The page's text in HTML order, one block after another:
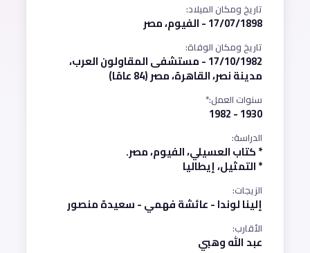
تاريخ ومكان الميلاد:
17/07/1898 - الفيوم، مصر
تاريخ ومكان الوفاة:
17/10/1982 - مستشفى المقاولون العرب،
مدينة نصر، القاهرة، مصر (84 عامًا)
سنوات العمل:*
1930 - 1982
الدراسة:
* كتاب العسيلي، الفيوم، مصر.
* التمثيل، إيطاليا
الزيجات:
إلينا لوندا - عائشة فهمي - سعيدة منصور
الأقارب:
عبد الله وهبي